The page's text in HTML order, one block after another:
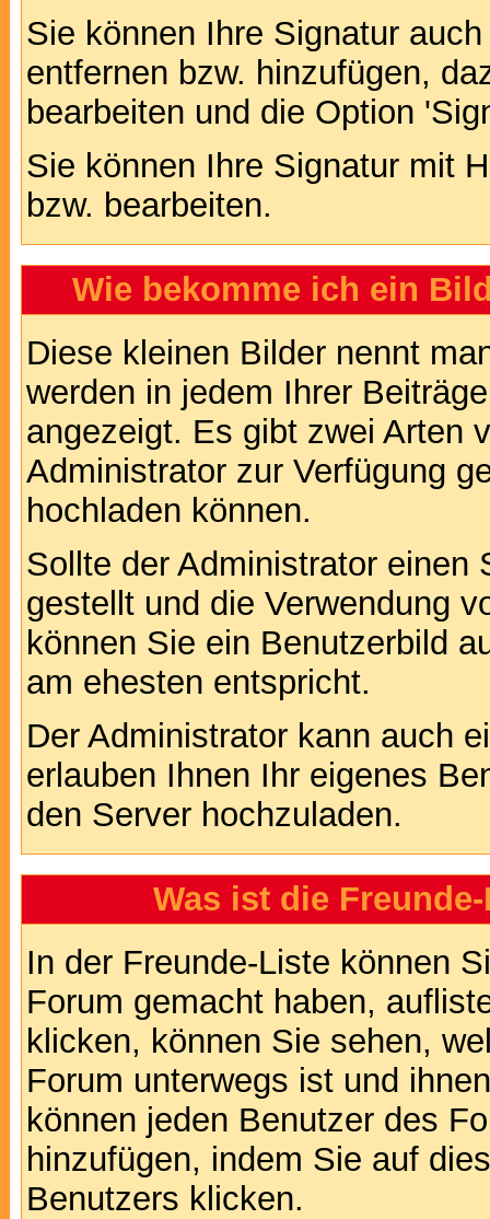
Sie können Ihre Signatur
entfernen bzw. hinzufügen,
bearbeiten und die Option
Sie können Ihre Signatur mit
bzw. bearbeiten.
Wie bekomme ich ein
Diese kleinen Bilder nennt
werden in jedem Ihrer
angezeigt. Es gibt zwei Arten
Administrator zur Verfügung
hochladen können.
Sollte der Administrator einen
gestellt und die Verwendung
können Sie ein Benutzerbild
am ehesten entspricht.
Der Administrator kann auch
erlauben Ihnen Ihr eigenes
den Server hochzuladen.
Was ist die
In der Freunde-Liste können
Forum gemacht haben,
klicken, können Sie sehen,
Forum unterwegs ist und
können jeden Benutzer des
hinzufügen, indem Sie auf
Benutzers klicken.